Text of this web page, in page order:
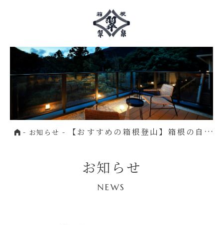
Homeお知らせ 【おすすめの箱根登山】箱根の自然
お知らせ
NEWS